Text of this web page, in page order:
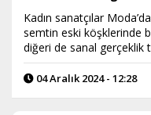
Kadın sanatçılar
semtin eski köşklerinde
diğeri de sanal gerçeklik
04 Aralık 2024 - 12:28